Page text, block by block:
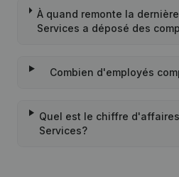
À quand remonte la
Services a déposé des
Combien d'employés
Quel est le chiffre
Services?